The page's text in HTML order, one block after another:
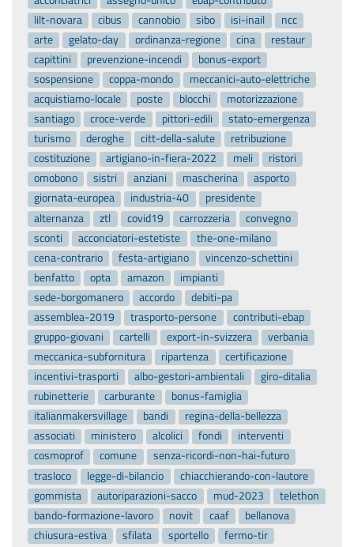
lilt-novara
cibus cannobio sibo isi-inail
ncc
arte
gelato-day ordinanza-regione cina
restaur
capittini
prevenzione-incendi
bonus-export
sospensione
coppa-mondo
meccanici-auto-elettriche
acquistiamo-locale
poste blocchi
motorizzazione
santiago
croce-verde pittori-edili
stato-emergenza
turismo
deroghe citt-della-salute
retribuzione
costituzione
artigiano-in-fiera-2022 meli
ristori
omobono
sistri anziani mascherina
asporto
giornata-europea
industria-40
presidente
alternanza
ztl covid19 carrozzeria
convegno
sconti
acconciatori-estetiste
the-one-milano
cena-contrario
festa-artigiano
vincenzo-schettini
benfatto
opta amazon
impianti
sede-borgomanero
accordo
debiti-pa
assemblea-2019
trasporto-persone
contributi-ebap
gruppo-giovani
cartelli export-in-svizzera
verbania
meccanica-subfornitura
ripartenza
certificazione
incentivi-trasporti
albo-gestori-ambientali
giro-ditalia
rubinetterie
carburante
bonus-famiglia
italianmakersvillage
bandi
regina-della-bellezza
associati
ministero alcolici fondi
interventi
cosmoprof
comune
senza-ricordi-non-hai-futuro
trasloco
legge-di-bilancio
chiacchierando-con-lautore
gommista
autoriparazioni-sacco mud-2023
telethon
bando-formazione-lavoro
novit caaf
bellanova
chiusura-estiva
sfilata sportello
fermo-tir